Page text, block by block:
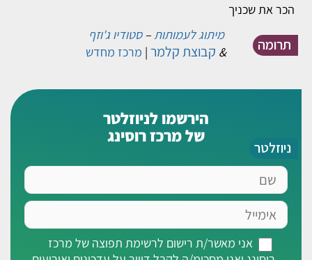
תרומה
ניוזלטר
הכר את שכניך
מיתוג לעמותות–סטודיו ג'וזף
קבוצת קלמר|מרכז מחדש
הירשמו לניוזלטר
של מרכז רוסינג
אימייל
אני מאשר/ת רישום לרשימת תפוצה של מרכז